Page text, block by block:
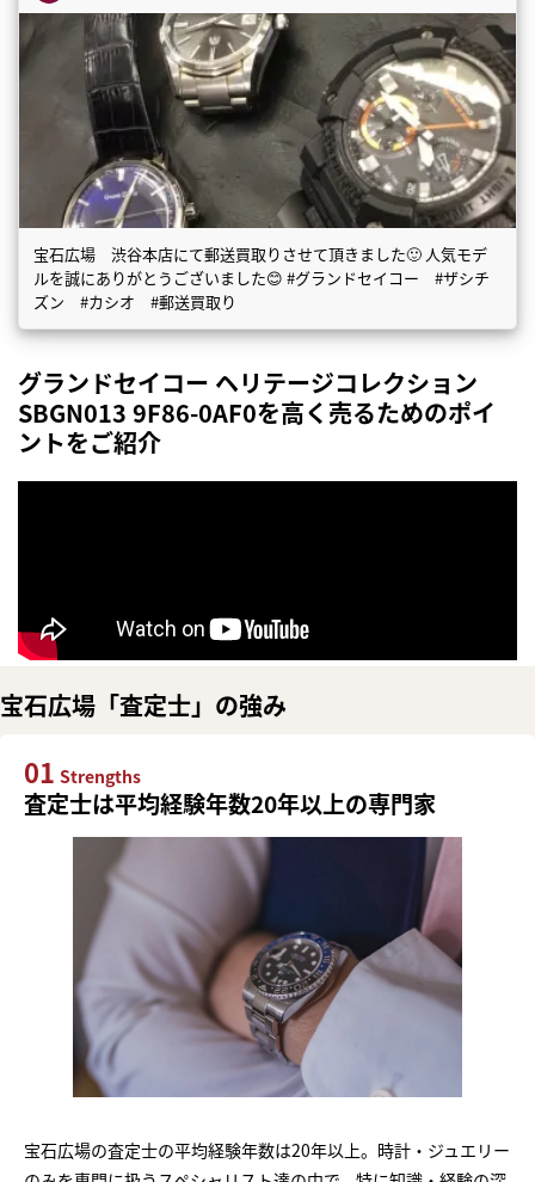
宝石広場 渋谷本店にて郵送買取りさせて頂きました🙂 人気モデ
ルを誠にありがとうございました😊 #グランドセイコー #ザシチ
ズン #カシオ #郵送買取り
グランドセイコー ヘリテージコレクション
SBGN013 9F86-0AF0を高く売るためのポイ
ントをご紹介
宝石広場「査定士」の強み
01 Strengths
査定士は平均経験年数20年以上の専門家
宝石広場の査定士の平均経験年数は20年以上。時計・ジュエリー